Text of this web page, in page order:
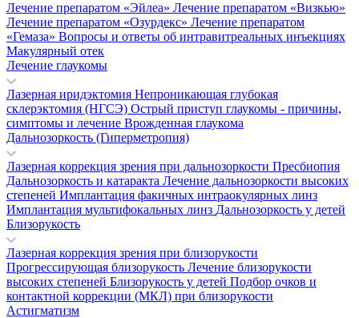
Лечение препаратом «Эйлеа» Лечение препаратом «Визкью»
Лечение препаратом «Озурдекс» Лечение препаратом
«Гемаза» Вопросы и ответы об интравитреальных инъекциях
Макулярный отек
Лечение глаукомы
Лазерная иридэктомия Непроникающая глубокая
склерэктомия (НГСЭ) Острый приступ глаукомы - причины,
симптомы и лечение Врожденная глаукома
Дальнозоркость (Гиперметропия)
Лазерная коррекция зрения при дальнозоркости Пресбиопия
Дальнозоркость и катаракта Лечение дальнозоркости высоких
степеней Имплантация факичных интраокулярных линз
Имплантация мультифокальных линз Дальнозоркость у детей
Близорукость
Лазерная коррекция зрения при близорукости
Прогрессирующая близорукость Лечение близорукости
высоких степеней Близорукость у детей Подбор очков и
контактной коррекции (МКЛ) при близорукости
Астигматизм